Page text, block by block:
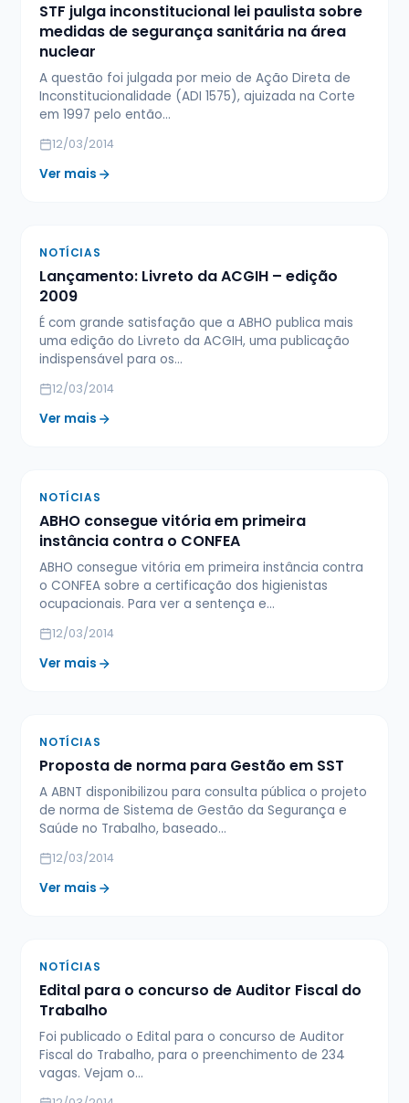
STF julga inconstitucional lei paulista sobre
medidas de segurança sanitária na área
nuclear
A questão foi julgada por meio de Ação Direta de
Inconstitucionalidade (ADI 1575), ajuizada na Corte
em 1997 pelo então…
12/03/2014
Ver mais
NOTÍCIAS
Lançamento: Livreto da ACGIH – edição
2009
É com grande satisfação que a ABHO publica mais
uma edição do Livreto da ACGIH, uma publicação
indispensável para os…
12/03/2014
Ver mais
NOTÍCIAS
ABHO consegue vitória em primeira
instância contra o CONFEA
ABHO consegue vitória em primeira instância contra
o CONFEA sobre a certificação dos higienistas
ocupacionais. Para ver a sentença e…
12/03/2014
Ver mais
NOTÍCIAS
Proposta de norma para Gestão em SST
A ABNT disponibilizou para consulta pública o projeto
de norma de Sistema de Gestão da Segurança e
Saúde no Trabalho, baseado…
12/03/2014
Ver mais
NOTÍCIAS
Edital para o concurso de Auditor Fiscal do
Trabalho
Foi publicado o Edital para o concurso de Auditor
Fiscal do Trabalho, para o preenchimento de 234
vagas. Vejam o…